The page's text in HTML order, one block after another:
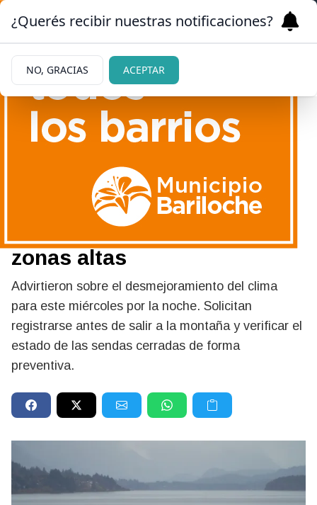
Alerta amarilla en el Nahuel
Huapi: prevén lluvias
intensas y nevadas en las
zonas altas
Advirtieron sobre el desmejoramiento del clima
para este miércoles por la noche. Solicitan
registrarse antes de salir a la montaña y verificar el
estado de las sendas cerradas de forma
preventiva.
¿Querés recibir nuestras notificaciones?
NO, GRACIAS ACEPTAR